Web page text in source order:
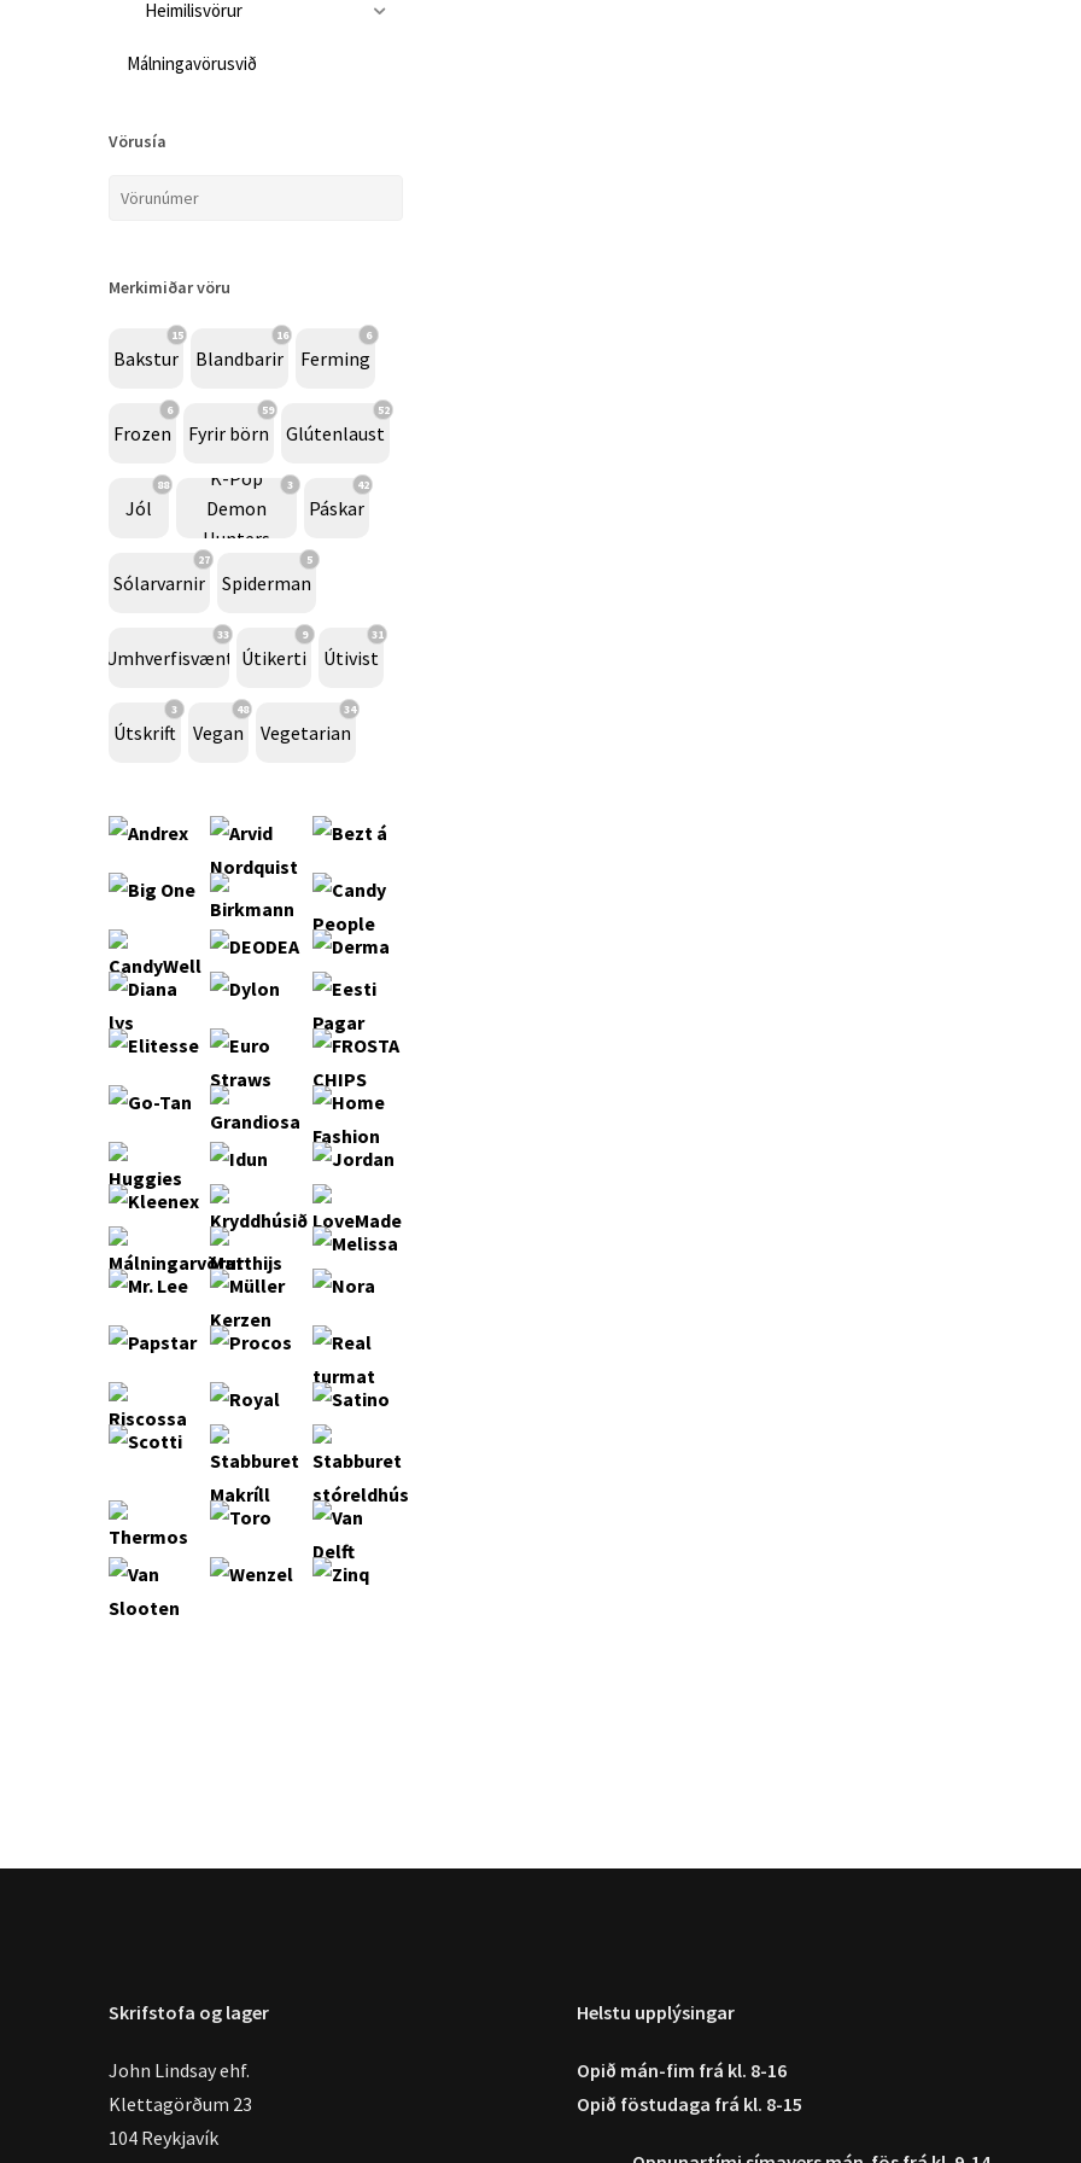
Heimilisvörur
Málningavörusvið
Vörusía
Merkimiðar vöru
15
Bakstur
16
Blandbarir
6
Ferming
6
Frozen
59
Fyrir börn
52
Glútenlaust
88
Jól
3
K-Pop
Demon
Hunters
42
Páskar
27
Sólarvarnir
5
Spiderman
33
Umhverfisvænt
9
Útikerti
31
Útivist
3
Útskrift
48
Vegan
34
Vegetarian
Skrifstofa og lager
John Lindsay ehf.
Klettagörðum 23
104 Reykjavík
Helstu upplýsingar
Opið mán-fim frá kl. 8-16
Opið föstudaga frá kl. 8-15